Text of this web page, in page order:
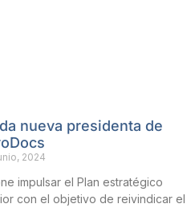
nueva presidenta de
2024
impulsar el Plan estratégico
con el objetivo de reivindicar el